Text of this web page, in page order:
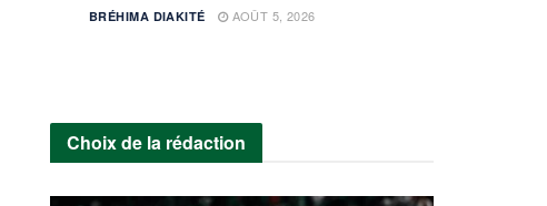
BRÉHIMA DIAKITÉ AOÛT 5, 2026
Choix de la rédaction